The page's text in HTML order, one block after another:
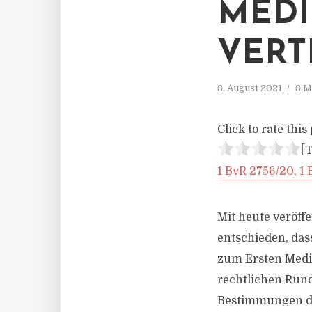
8. August 2021 8
Click to rate this
1 BvR 2756/20, 1
Mit heute
entschieden,
zum Ersten
rechtlichen
Bestimmungen